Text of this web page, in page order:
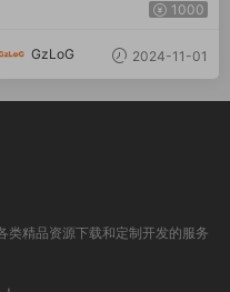
1000
GzLoG 2024-11-01
类精品资源下载和定制开发的服务